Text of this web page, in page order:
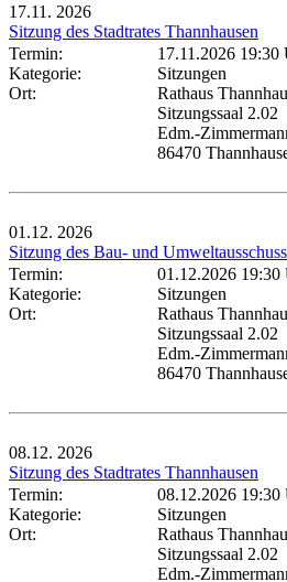
17.11. 2026
Sitzung des Stadtrates Thannhausen
Termin:
17.11.2026 19:30
Kategorie:
Sitzungen
Ort:
Rathaus
Sitzungssaal 2.02
Edm.-
86470
01.12. 2026
Sitzung des Bau- und
Termin:
01.12.2026 19:30
Kategorie:
Sitzungen
Ort:
Rathaus
Sitzungssaal 2.02
Edm.-
86470
08.12. 2026
Sitzung des Stadtrates Thannhausen
Termin:
08.12.2026 19:30
Kategorie:
Sitzungen
Ort:
Rathaus
Sitzungssaal 2.02
Edm.-